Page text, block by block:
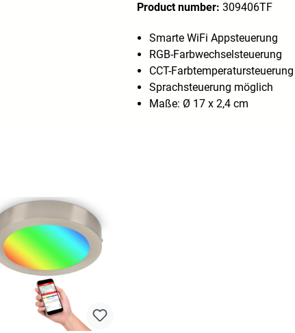
Product number: 309406TF
Smarte WiFi Appsteuerung
RGB-Farbwechselsteuerung
CCT-Farbtemperatursteuerung
Sprachsteuerung möglich
Maße: Ø 17 x 2,4 cm